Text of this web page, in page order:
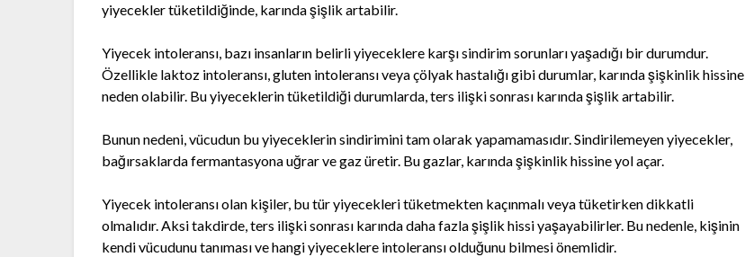
yiyecekler tüketildiğinde, karında şişlik artabilir.
Yiyecek intoleransı, bazı insanların belirli yiyeceklere karşı sindirim sorunları yaşadığı bir durumdur.
Özellikle laktoz intoleransı, gluten intoleransı veya çölyak hastalığı gibi durumlar, karında şişkinlik hissine
neden olabilir. Bu yiyeceklerin tüketildiği durumlarda, ters ilişki sonrası karında şişlik artabilir.
Bunun nedeni, vücudun bu yiyeceklerin sindirimini tam olarak yapamamasıdır. Sindirilemeyen yiyecekler,
bağırsaklarda fermantasyona uğrar ve gaz üretir. Bu gazlar, karında şişkinlik hissine yol açar.
Yiyecek intoleransı olan kişiler, bu tür yiyecekleri tüketmekten kaçınmalı veya tüketirken dikkatli
olmalıdır. Aksi takdirde, ters ilişki sonrası karında daha fazla şişlik hissi yaşayabilirler. Bu nedenle, kişinin
kendi vücudunu tanıması ve hangi yiyeceklere intoleransı olduğunu bilmesi önemlidir.